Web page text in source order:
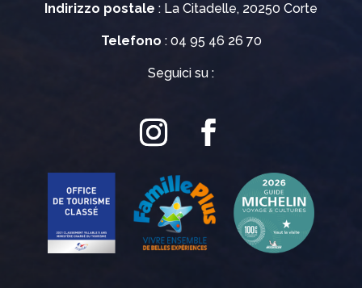
Indirizzo postale : La Citadelle, 20250 Corte
Telefono : 04 95 46 26 70
Seguici su :